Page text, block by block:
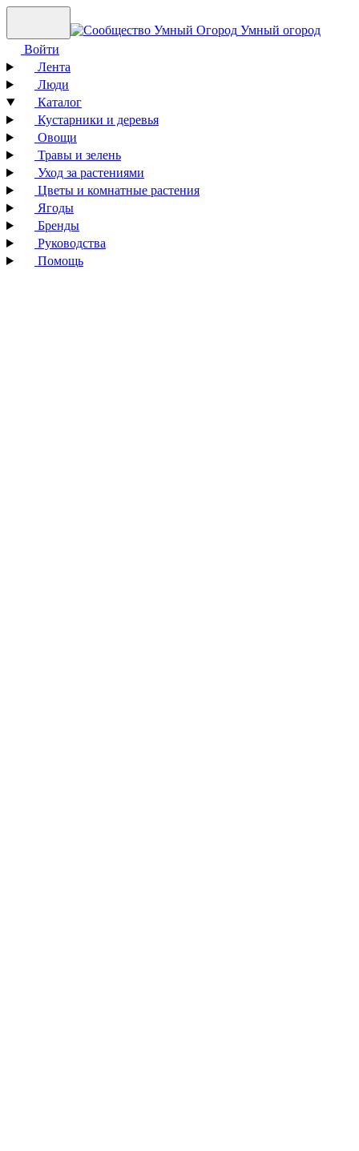
Умный огород
Войти
Лента
Люди
Каталог
Кустарники и деревья
Овощи
Травы и зелень
Уход за растениями
Цветы и комнатные растения
Ягоды
Бренды
Руководства
Помощь